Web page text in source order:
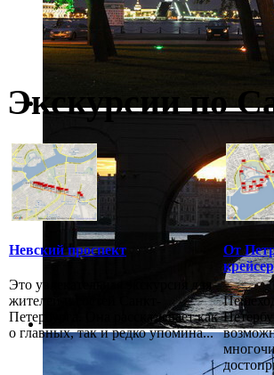
Экскурсии по
Невский проспект
Это увлекательная экскурсия для
жителей и гостей Санкт-
Петербурга. Она рассказывает как
о главных, так и редко упомина...
От